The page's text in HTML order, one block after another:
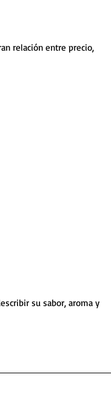
relación entre precio,
su sabor, aroma y